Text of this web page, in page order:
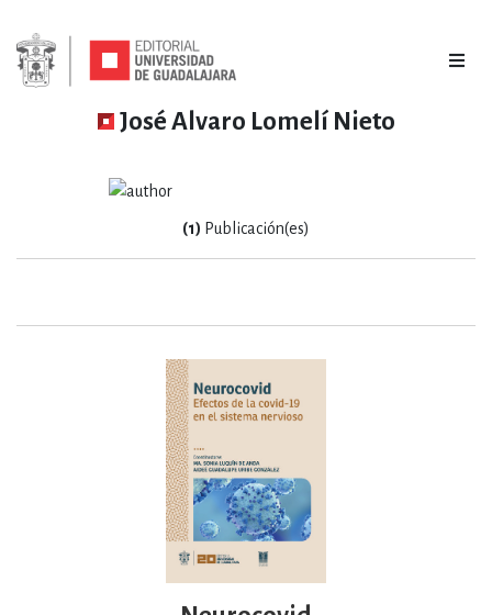
José Alvaro Lomelí Nieto
(1) Publicación(es)